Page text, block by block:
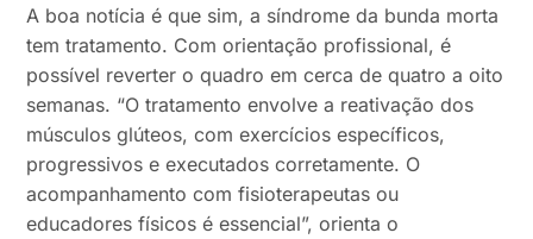
A boa notícia é que sim, a síndrome da bunda morta
tem tratamento. Com orientação profissional, é
possível reverter o quadro em cerca de quatro a oito
semanas. “O tratamento envolve a reativação dos
músculos glúteos, com exercícios específicos,
progressivos e executados corretamente. O
acompanhamento com fisioterapeutas ou
educadores físicos é essencial”, orienta o